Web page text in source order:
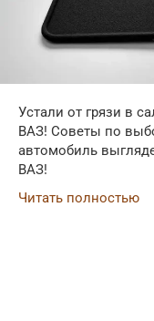
Устали от грязи в
ВАЗ! Советы по
автомобиль
ВАЗ!
Читать полностью